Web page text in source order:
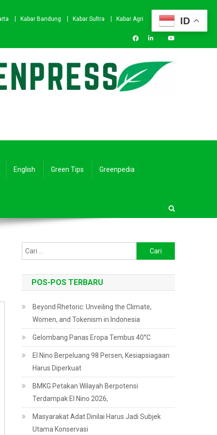
Kabar Bandung Kabar Sultra Kabar Agri
English Green Tips Greenpedia
untuk:
POS-POS TERBARU
Beyond Rhetoric: Unveiling the Climate,
Women, and Tokenism in Indonesia
Gelombang Panas Eropa Tembus 40°C
El Nino Berpeluang 98 Persen, Kesiapsiagaan
Harus Diperkuat
BMKG Petakan Wilayah Berpotensi
Terdampak El Nino 2026,
Masyarakat Adat Dinilai Harus Jadi Subjek
Utama Konservasi
ID